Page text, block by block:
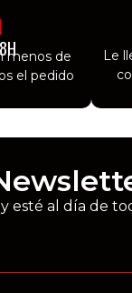
menos de
el pedido
Le
esté al día de